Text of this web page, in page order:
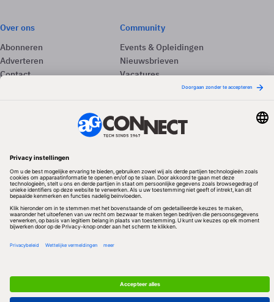
Over ons
Abonneren
Adverteren
Contact
Community
Events & Opleidingen
Nieuwsbrieven
Vacatures
Redactionele partner